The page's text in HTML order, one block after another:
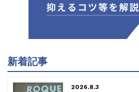
新着記事
2026.8.3